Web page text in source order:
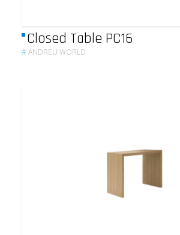
Closed Table PC16
#ANDREU WORLD